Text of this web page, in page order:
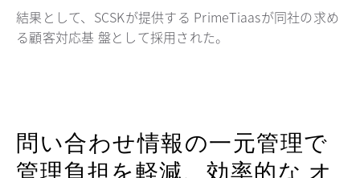
結果として、SCSKが提供する PrimeTiaasが同社の求め
る顧客対応基 盤として採用された。
問い合わせ情報の一元管理で
管理負担を軽減、効率的な オ